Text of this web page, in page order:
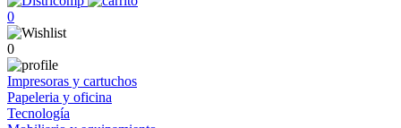
0
0
Impresoras y cartuchos
Papeleria y oficina
Tecnología